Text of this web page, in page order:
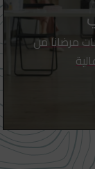
مرضانا من